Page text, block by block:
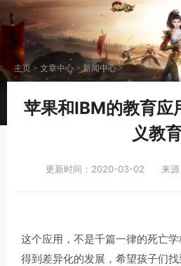
主页 > 文章中心 >新闻中心>
苹果和IBM的教育应
义教
更新时间：2020-03-02 来
这个应用，不是千篇一律的死亡
得到差异化的发展，希望孩子们